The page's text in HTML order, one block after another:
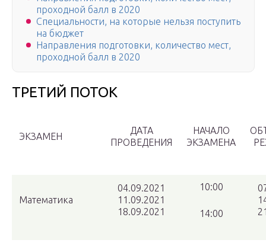
проходной балл в 2020
Специальности, на которые нельзя поступить
на бюджет
Направления подготовки, количество мест,
проходной балл в 2020
ТРЕТИЙ ПОТОК
ЭКЗАМЕН
ДАТА
ПРОВЕДЕНИЯ
НАЧАЛО
ЭКЗАМЕНА
Математика
04.09.2021
11.09.2021
18.09.2021
10:00
14:00